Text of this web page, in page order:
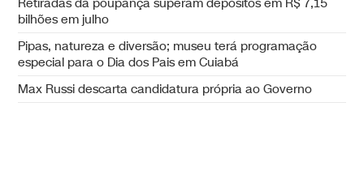
bilhões em julho
Pipas, natureza e diversão; museu terá programação
especial para o Dia dos Pais em Cuiabá
Max Russi descarta candidatura própria ao Governo